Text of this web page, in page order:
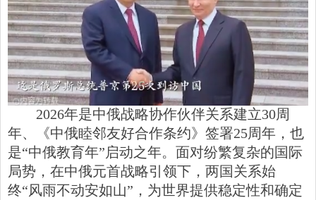
2026年是中俄战略协作伙伴关系建立30周
年、《中俄睦邻友好合作条约》签署25周年，也
是“中俄教育年”启动之年。面对纷繁复杂的国际
局势，在中俄元首战略引领下，两国关系始
终“风雨不动安如山”，为世界提供稳定性和确定